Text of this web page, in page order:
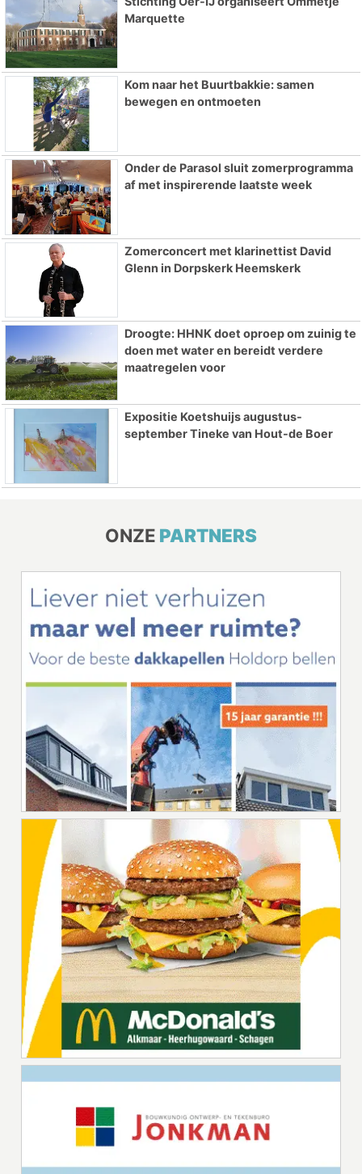
Marquette
Kom naar het Buurtbakkie: samen
bewegen en ontmoeten
Onder de Parasol sluit zomerprogramma
af met inspirerende laatste week
Zomerconcert met klarinettist David
Glenn in Dorpskerk Heemskerk
Droogte: HHNK doet oproep om zuinig te
doen met water en bereidt verdere
maatregelen voor
Expositie Koetshuijs augustus-
september Tineke van Hout-de Boer
ONZE PARTNERS